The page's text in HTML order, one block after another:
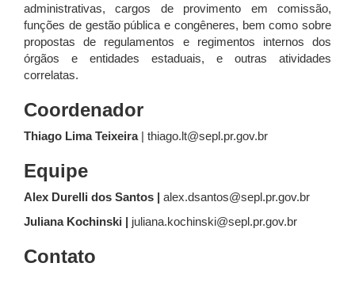
administrativas, cargos de provimento em comissão,
funções de gestão pública e congêneres, bem como sobre
propostas de regulamentos e regimentos internos dos
órgãos e entidades estaduais, e outras atividades
correlatas.
Coordenador
Thiago Lima Teixeira| thiago.lt@sepl.pr.gov.br
Equipe
Alex Durelli dos Santos |
alex.dsantos@sepl.pr.gov.br
Juliana Kochinski | juliana.kochinski@sepl.pr.gov.br
Contato